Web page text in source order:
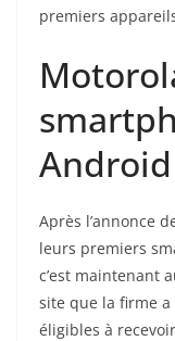
premiers
Après l’annonce
leurs premiers
c’est maintenant
site que la firme
éligibles à